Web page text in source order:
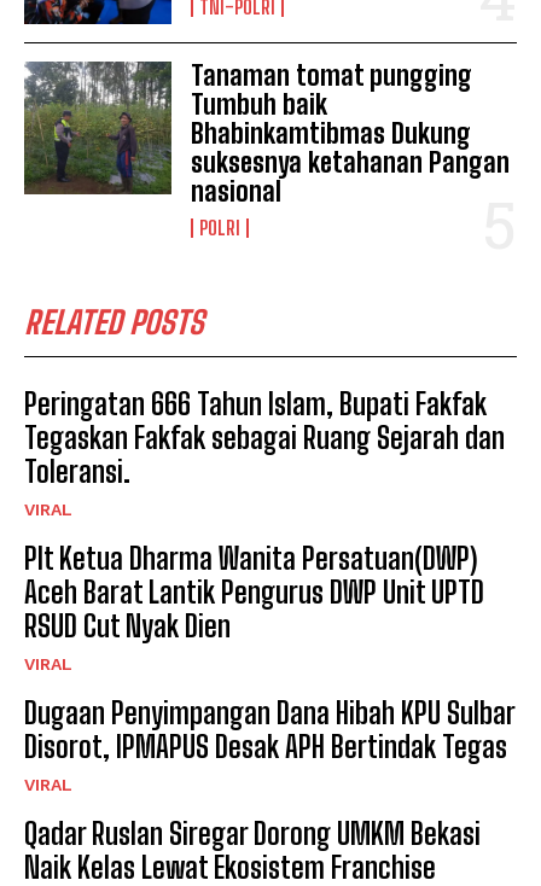
TNI-POLRI
Tanaman tomat pungging
Tumbuh baik
Bhabinkamtibmas Dukung
suksesnya ketahanan Pangan
nasional
POLRI
RELATED POSTS
Peringatan 666 Tahun Islam, Bupati Fakfak
Tegaskan Fakfak sebagai Ruang Sejarah dan
Toleransi.
VIRAL
Plt Ketua Dharma Wanita Persatuan(DWP)
Aceh Barat Lantik Pengurus DWP Unit UPTD
RSUD Cut Nyak Dien
VIRAL
Dugaan Penyimpangan Dana Hibah KPU Sulbar
Disorot, IPMAPUS Desak APH Bertindak Tegas
VIRAL
Qadar Ruslan Siregar Dorong UMKM Bekasi
Naik Kelas Lewat Ekosistem Franchise